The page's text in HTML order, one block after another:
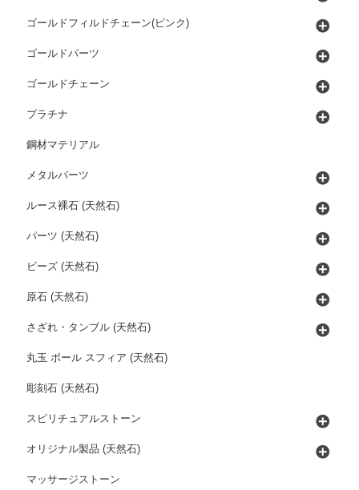
ゴールドフィルドチェーン(ピンク)
ゴールドパーツ
ゴールドチェーン
プラチナ
鋼材マテリアル
メタルパーツ
ルース裸石 (天然石)
パーツ (天然石)
ビーズ (天然石)
原石 (天然石)
さざれ・タンブル (天然石)
丸玉 ボール スフィア (天然石)
彫刻石 (天然石)
スピリチュアルストーン
オリジナル製品 (天然石)
マッサージストーン